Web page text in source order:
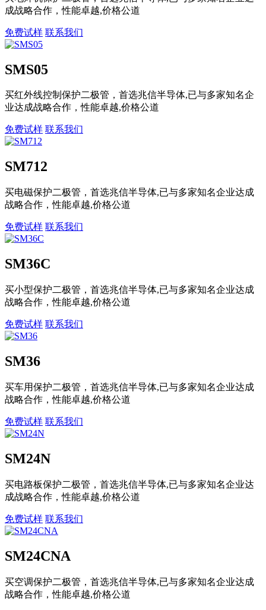
成战略合作，性能卓越,价格公道
免费试样 联系我们
SMS05
买红外线控制保护二极管，首选兆信半导体,已与多家知名企
业达成战略合作，性能卓越,价格公道
免费试样 联系我们
SM712
买电磁保护二极管，首选兆信半导体,已与多家知名企业达成
战略合作，性能卓越,价格公道
免费试样 联系我们
SM36C
买小型保护二极管，首选兆信半导体,已与多家知名企业达成
战略合作，性能卓越,价格公道
免费试样 联系我们
SM36
买车用保护二极管，首选兆信半导体,已与多家知名企业达成
战略合作，性能卓越,价格公道
免费试样 联系我们
SM24N
买电路板保护二极管，首选兆信半导体,已与多家知名企业达
成战略合作，性能卓越,价格公道
免费试样 联系我们
SM24CNA
买空调保护二极管，首选兆信半导体,已与多家知名企业达成
战略合作，性能卓越,价格公道